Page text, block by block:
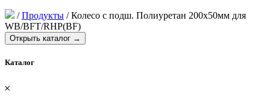
/Продукты /Колесо с подш. Полиуретан 200х50мм для
WB/BFT/RHP(BF)
Открыть каталог →
Каталог
𐄂